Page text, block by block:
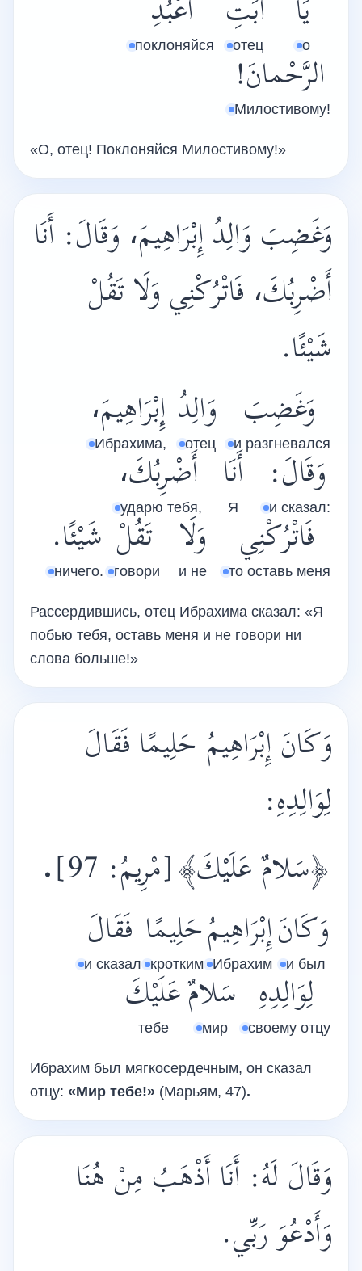
يَا
о
أَبَتِ
отец
اعْبُدِ
поклоняйся
الرَّحْمانَ!
Милостивому!
«О, отец! Поклоняйся Милостивому!»
وَغَضِبَ وَالِدُ إِبْرَاهِيمَ، وَقَالَ: أَنَا
أَضْرِبُكَ، فَاتْرُكْنِي وَلَا تَقُلْ
شَيْئًا.
وَغَضِبَ
и разгневался
وَالِدُ
отец
إِبْرَاهِيمَ،
Ибрахима,
وَقَالَ:
и сказал:
أَنَا
Я
أَضْرِبُكَ،
ударю тебя,
فَاتْرُكْنِي
то оставь меня
وَلَا
и не
تَقُلْ
говори
شَيْئًا.
ничего.
Рассердившись, отец Ибрахима сказал: «Я
побью тебя, оставь меня и не говори ни
слова больше!»
وَكَانَ إِبْرَاهِيمُ حَلِيمًا فَقَالَ
لِوَالِدِهِ:
﴿سَلامٌ عَلَيْكَ﴾[مْرِيمُ: 97]
.
وَكَانَ
и был
إِبْرَاهِيمُ
Ибрахим
حَلِيمًا
кротким
فَقَالَ
и сказал
لِوَالِدِهِ
своему отцу
سَلامٌ
мир
عَلَيْكَ
тебе
Ибрахим был мягкосердечным, он сказал
отцу: «Мир тебе!» (Марьям, 47).
وَقَالَ لَهُ: أَنَا أَذْهَبُ مِنْ هُنَا
وَأَدْعُوَ رَبِّي.